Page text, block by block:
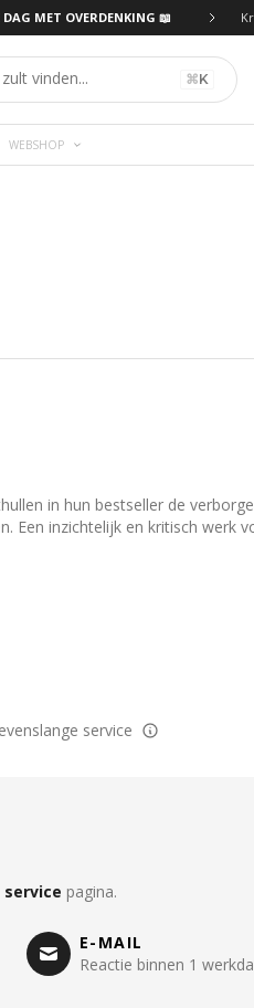
DAG MET OVERDENKING 📖
⌘K
WEBSHOP
in hun bestseller de
inzichtelijk en kritisch werk
service
service pagina.
E-MAIL
Reactie binnen 1